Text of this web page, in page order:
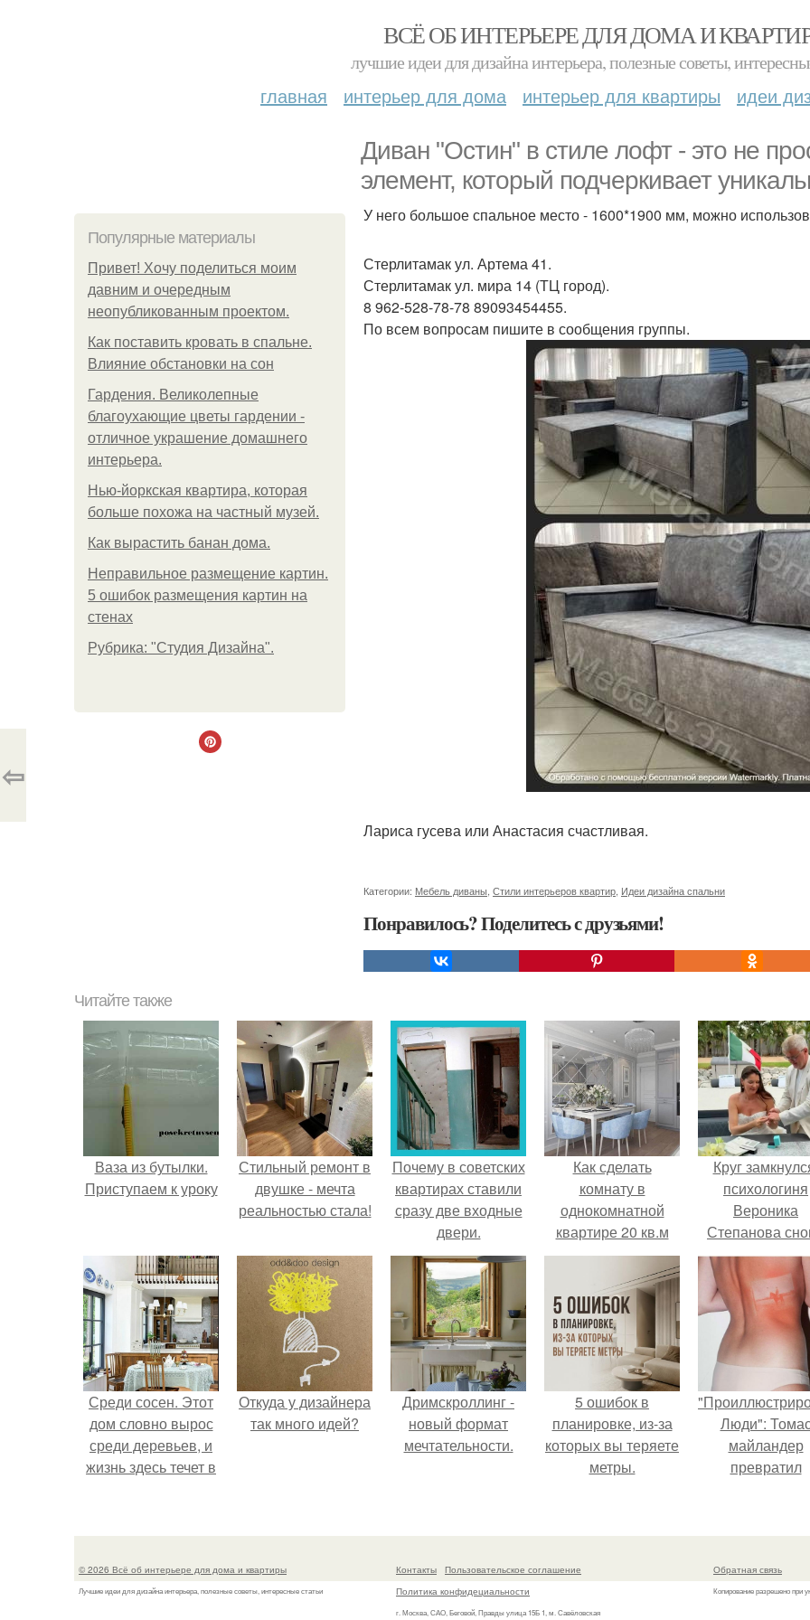
ВСЁ ОБ ИНТЕРЬЕРЕ ДЛЯ ДОМА И
лучшие идеи для дизайна интерьера, полезные советы,
главная интерьер для дома интерьер для квартиры идеи
Диван "Остин" в стиле лофт - это не
элемент, который подчеркивает
Популярные материалы
Привет! Хочу поделиться моим
давним и очередным
неопубликованным проектом.
Как поставить кровать в спальне.
Влияние обстановки на сон
Гардения. Великолепные
благоухающие цветы гардении -
отличное украшение домашнего
интерьера.
Нью-йоркская квартира, которая
больше похожа на частный музей.
Как вырастить банан дома.
Неправильное размещение картин.
5 ошибок размещения картин на
стенах
Рубрика: "Студия Дизайна".
У него большое спальное место - 1600*1900 мм, можно
Стерлитамак ул. Артема 41.
Стерлитамак ул. мира 14 (ТЦ город).
8 962-528-78-78 89093454455.
По всем вопросам пишите в сообщения группы.
Лариса гусева или Анастасия счастливая.
Категории: Мебель диваны Стили интерьеров квартир Идеи дизайна спальни
Понравилось? Поделитесь с друзьями!
⇦
Читайте также
Ваза из бутылки.
Приступаем к уроку
Стильный ремонт в
двушке - мечта
реальностью стала!
Почему в советских
квартирах ставили
сразу две входные
двери.
Как сделать
комнату в
однокомнатной
квартире 20 кв.м
уютной и стильной
Круг
психологиня
Вероника
Степанова
вышла замуж
бывшего
Среди сосен. Этот
дом словно вырос
среди деревьев, и
жизнь здесь течет в
спешки и лишнего
Откуда у дизайнера
так много идей?
Дримскроллинг -
новый формат
мечтательности.
5 ошибок в
планировке, из-за
которых вы теряете
метры.
Люди":
майландер
превратил
© 2026 Всё об интерьере для дома и квартиры
Лучшие идеи для дизайна интерьера, полезные советы, интересные статьи
Контакты
Пользовательское соглашение
Политика конфидециальности
г. Москва, САО, Беговой, Правды улица 15Б 1, м. Савёловская
Обратная связь
Копирование разрешено при